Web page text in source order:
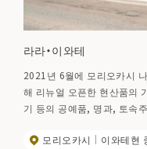
라라・이와테
2021년 6월에 모리오카시
해 리뉴얼 오픈한 현산품의
기 등의 공예품, 명과, 토속
한 야채를 판매하는 산직 코
모리오카시 이와테현